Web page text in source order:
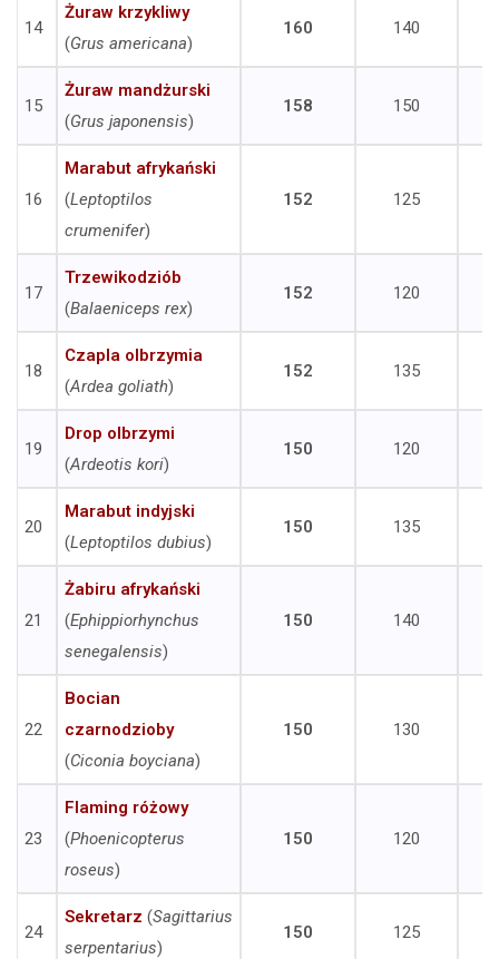
14
Żuraw krzykliwy
(Grus americana)
160 140
15
Żuraw mandżurski
(Grus japonensis)
158 150
16
Marabut afrykański
(Leptoptilos
crumenifer)
152 125
17
Trzewikodziób
(Balaeniceps rex)
152 120
18
Czapla olbrzymia
(Ardea goliath)
152 135
19
Drop olbrzymi
(Ardeotis kori)
150 120
20
Marabut indyjski
(Leptoptilos dubius)
150 135
21
Żabiru afrykański
(Ephippiorhynchus
senegalensis)
150 140
22
Bocian
czarnodzioby
(Ciconia boyciana)
150 130
23
Flaming różowy
(Phoenicopterus
roseus)
150 120
24
Sekretarz (Sagittarius
serpentarius)
150 125